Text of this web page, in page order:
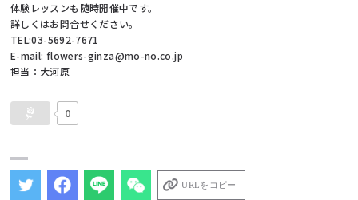
体験レッスンも随時開催中です。
詳しくはお問合せください。
TEL:03-5692-7671
E-mail: flowers-ginza@mo-no.co.jp
担当：大河原
0
URLをコピー